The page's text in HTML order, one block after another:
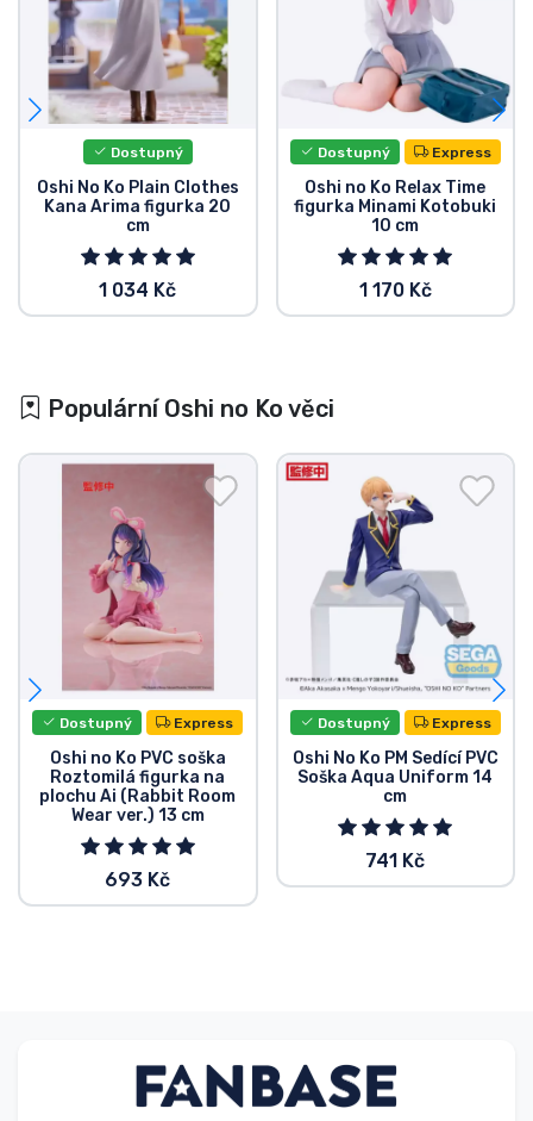
Dostupný
Oshi No Ko Plain Clothes
Kana Arima figurka 20
cm
1 034 Kč
Dostupný Express
Oshi no Ko Relax Time
figurka Minami Kotobuki
10 cm
1 170 Kč
Populární Oshi no Ko věci
Dostupný Express
Oshi no Ko PVC soška
Roztomilá figurka na
plochu Ai (Rabbit Room
Wear ver.) 13 cm
693 Kč
Dostupný Express
Oshi No Ko PM Sedící PVC
Soška Aqua Uniform 14
cm
741 Kč